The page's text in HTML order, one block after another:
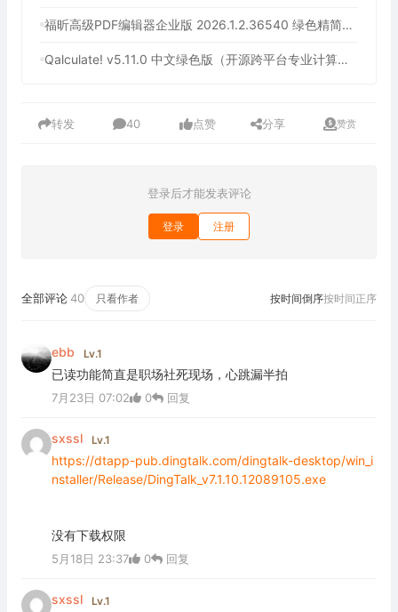
福昕高级PDF编辑器企业版 2026.1.2.36540 绿色精简版（企业级PDF解决方案）
Qalculate! v5.11.0 中文绿色版（开源跨平台专业计算器）
转发 40 点赞 分享 赞赏
登录后才能发表评论
登录 注册
全部评论40 只看作者 按时间倒序按时间正序
ebb Lv.1
已读功能简直是职场社死现场，心跳漏半拍
7月23日 07:02 0 回复
sxssl Lv.1
https://dtapp-pub.dingtalk.com/dingtalk-desktop/win_i
nstaller/Release/DingTalk_v7.1.10.12089105.exe
没有下载权限
5月18日 23:37 0 回复
sxssl Lv.1